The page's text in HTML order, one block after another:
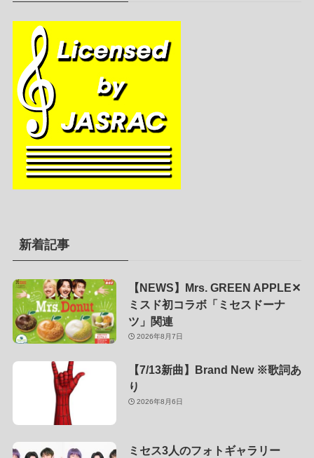
新着記事
【NEWS】Mrs. GREEN APPLE✕
ミスド初コラボ「ミセスドーナ
ツ」関連
2026年8月7日
【7/13新曲】Brand New ※歌詞あ
り
2026年8月6日
ミセス3人のフォトギャラリー